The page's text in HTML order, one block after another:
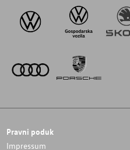
Pravni poduk
Impressum